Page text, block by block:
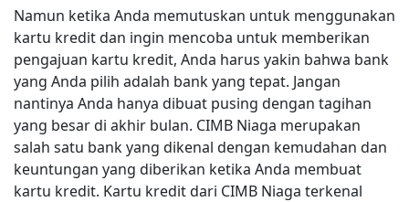
Namun ketika Anda memutuskan untuk menggunakan
kartu kredit dan ingin mencoba untuk memberikan
pengajuan kartu kredit, Anda harus yakin bahwa bank
yang Anda pilih adalah bank yang tepat. Jangan
nantinya Anda hanya dibuat pusing dengan tagihan
yang besar di akhir bulan. CIMB Niaga merupakan
salah satu bank yang dikenal dengan kemudahan dan
keuntungan yang diberikan ketika Anda membuat
kartu kredit. Kartu kredit dari CIMB Niaga terkenal